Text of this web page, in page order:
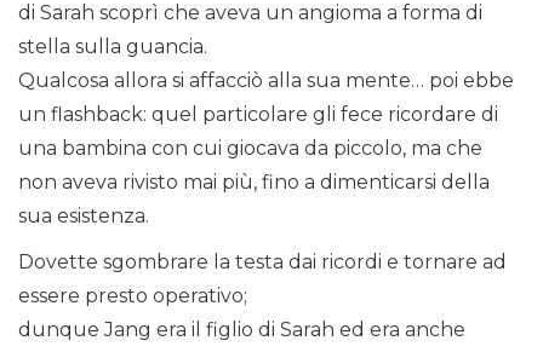
di Sarah scoprì che aveva un angioma a forma di
stella sulla guancia.
Qualcosa allora si affacciò alla sua mente… poi ebbe
un flashback: quel particolare gli fece ricordare di
una bambina con cui giocava da piccolo, ma che
non aveva rivisto mai più, fino a dimenticarsi della
sua esistenza.
Dovette sgombrare la testa dai ricordi e tornare ad
essere presto operativo;
dunque Jang era il figlio di Sarah ed era anche